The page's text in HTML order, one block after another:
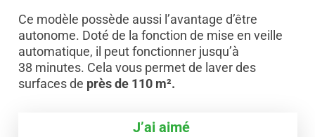
Ce modèle possède aussi l’avantage d’être
autonome. Doté de la fonction de mise en veille
automatique, il peut fonctionner jusqu’à
38 minutes. Cela vous permet de laver des
surfaces de près de 110 m².
J’ai aimé